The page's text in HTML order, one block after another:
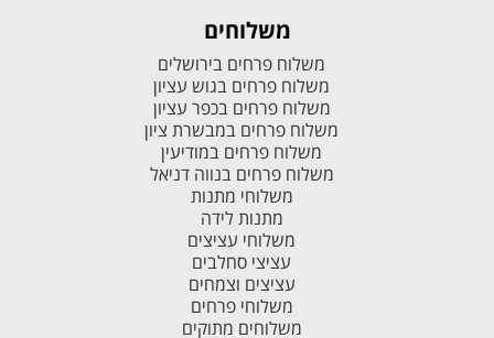
משלוחים
משלוח פרחים בירושלים
משלוח פרחים בגוש עציון
משלוח פרחים בכפר עציון
משלוח פרחים במבשרת ציון
משלוח פרחים במודיעין
משלוח פרחים בנווה דניאל
משלוחי מתנות
מתנות לידה
משלוחי עציצים
עציצי סחלבים
עציצים וצמחים
משלוחי פרחים
משלוחים מתוקים